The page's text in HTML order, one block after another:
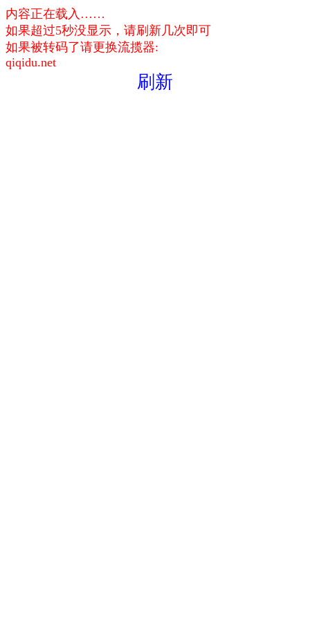
内容正在载入……
如果超过5秒没显示，请刷新几次即可
如果被转码了请更换流揽器:
qiqidu.net
刷新